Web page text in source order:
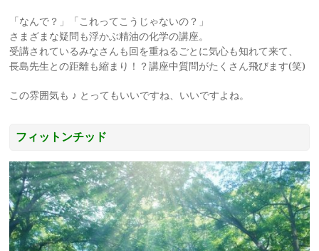
「なんで？」「これってこうじゃないの？」
さまざまな疑問も浮かぶ精油の化学の講座。
受講されているみなさんも回を重ねるごとに気心も知れて来て、
長島先生との距離も縮まり！？講座中質問がたくさん飛びます(笑)
この雰囲気も ♪ とってもいいですね、いいですよね。
フィットンチッド